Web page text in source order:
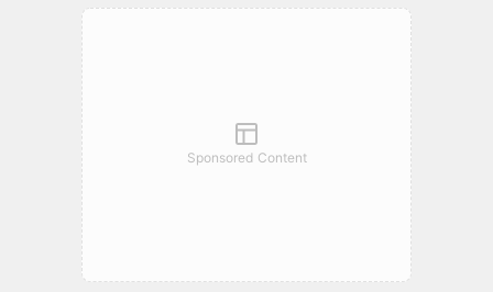
Sponsored Content